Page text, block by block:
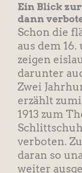
Ein Blick
dann
Schon die
aus dem
zeigen
darunter
Zwei
erzählt
1913 zum
verboten.
daran so
weiter